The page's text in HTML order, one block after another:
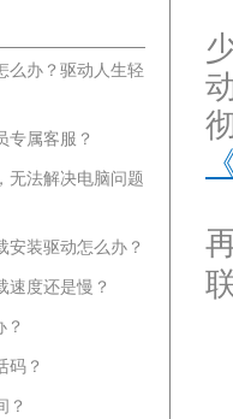
么办？驱动人生轻
专属客服？
无法解决电脑问题
安装驱动怎么办？
速度还是慢？
？
码？
？